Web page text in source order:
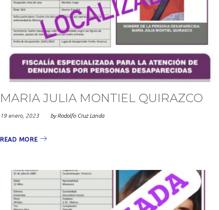
MARIA JULIA MONTIEL QUIRAZCO
19 enero, 2023 byRodolfo Cruz Landa
READ MORE